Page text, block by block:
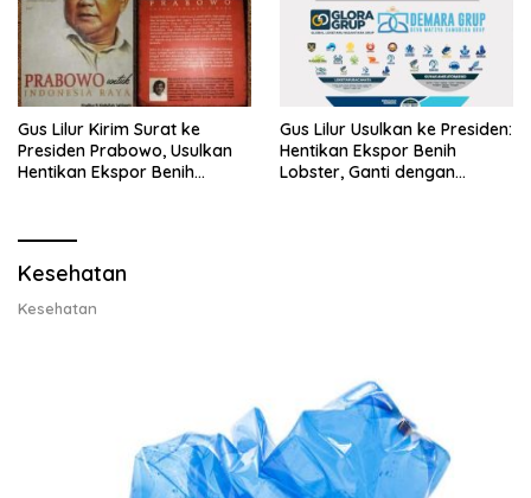
Gus Lilur Kirim Surat ke
Presiden Prabowo, Usulkan
Hentikan Ekspor Benih
Gus Lilur Usulkan ke Presiden:
Hentikan Ekspor Benih
Lobster, Ganti dengan
Kesehatan
Kesehatan